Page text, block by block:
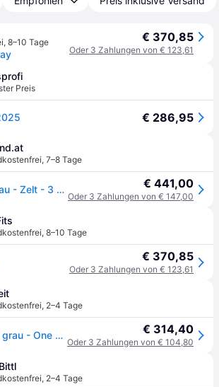
, 8–10 Tage € 370,85
Oder 3 Zahlungen von € 123,61
Preis
€ 286,95
, 7–8 Tage
MSR - Elixir 3 - grau - Zelt - 3 Personen € 441,00
Oder 3 Zahlungen von € 147,00
, 8–10 Tage
€ 370,85
Oder 3 Zahlungen von € 123,61
, 2–4 Tage
MSR Elixir 3 Zelt - grau - One Size € 314,40
Oder 3 Zahlungen von € 104,80
, 2–4 Tage